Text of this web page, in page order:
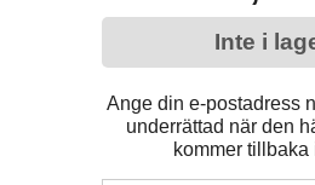
Inte i
Ange din e-postadress
underrättad när den
kommer tillbaka